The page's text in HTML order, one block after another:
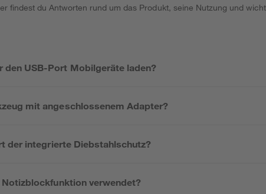
findest du Antworten rund um das Produkt, seine Nutzung und
den USB-Port Mobilgeräte laden?
mit angeschlossenem Adapter?
der integrierte Diebstahlschutz?
verwendet?